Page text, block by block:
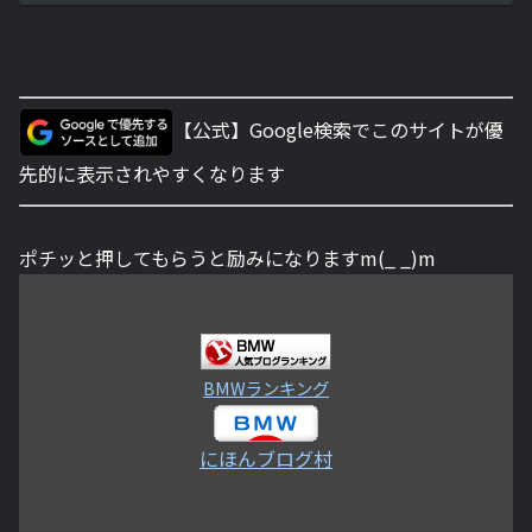
【公式】Google検索でこのサイトが優
先的に表示されやすくなります
ポチッと押してもらうと励みになりますm(_ _)m
BMWランキング
にほんブログ村